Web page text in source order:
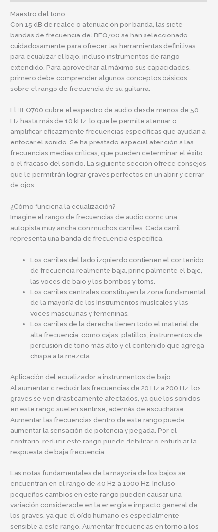
Maestro del tono
Con 15 dB de realce o atenuación por banda, las siete
bandas de frecuencia del BEQ700 se han seleccionado
cuidadosamente para ofrecer las herramientas definitivas
para ecualizar el bajo, incluso instrumentos de rango
extendido. Para aprovechar al máximo sus capacidades,
primero debe comprender algunos conceptos básicos
sobre el rango de frecuencia de su guitarra.
El BEQ700 cubre el espectro de audio desde menos de 50
Hz hasta más de 10 kHz, lo que le permite atenuar o
amplificar eficazmente frecuencias específicas que ayudan a
enfocar el sonido. Se ha prestado especial atención a las
frecuencias medias críticas, que pueden determinar el éxito
o el fracaso del sonido. La siguiente sección ofrece consejos
que le permitirán lograr graves perfectos en un abrir y cerrar
de ojos.
¿Cómo funciona la ecualización?
Imagine el rango de frecuencias de audio como una
autopista muy ancha con muchos carriles. Cada carril
representa una banda de frecuencia específica.
Los carriles del lado izquierdo contienen el contenido
de frecuencia realmente baja, principalmente el bajo,
las voces de bajo y los bombos y toms.
Los carriles centrales constituyen la zona fundamental
de la mayoría de los instrumentos musicales y las
voces masculinas y femeninas.
Los carriles de la derecha tienen todo el material de
alta frecuencia, como cajas, platillos, instrumentos de
percusión de tono más alto y el contenido que agrega
chispa a la mezcla
Aplicación del ecualizador a instrumentos de bajo
Al aumentar o reducir las frecuencias de 20 Hz a 200 Hz, los
graves se ven drásticamente afectados, ya que los sonidos
en este rango suelen sentirse, además de escucharse.
Aumentar las frecuencias dentro de este rango puede
aumentar la sensación de potencia y pegada. Por el
contrario, reducir este rango puede debilitar o enturbiar la
respuesta de baja frecuencia.
Las notas fundamentales de la mayoría de los bajos se
encuentran en el rango de 40 Hz a 1000 Hz. Incluso
pequeños cambios en este rango pueden causar una
variación considerable en la energía e impacto general de
los graves, ya que el oído humano es especialmente
sensible a este rango. Aumentar frecuencias en torno a los